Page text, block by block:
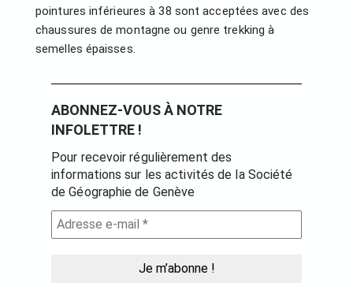
pointures inférieures à 38 sont acceptées avec des
chaussures de montagne ou genre trekking à
semelles épaisses.
ABONNEZ-VOUS À NOTRE
INFOLETTRE !
Pour recevoir régulièrement des
informations sur les activités de la Société
de Géographie de Genève